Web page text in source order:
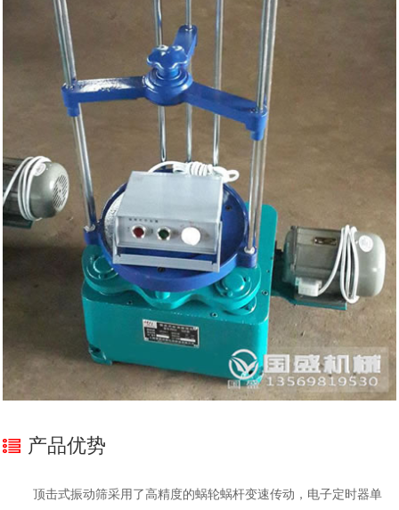
产品优势
顶击式振动筛采用了高精度的蜗轮蜗杆变速传动，电子定时器单